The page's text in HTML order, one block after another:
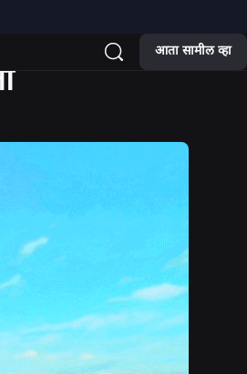
आता सामील व्हा